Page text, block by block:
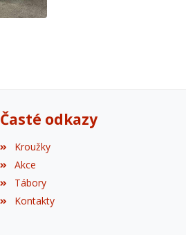
Časté odkazy
Kroužky
Akce
Tábory
Kontakty